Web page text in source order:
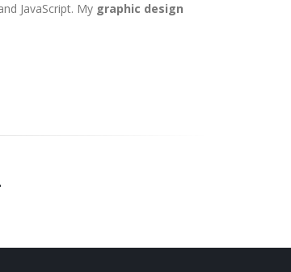
JavaScript. My graphic design